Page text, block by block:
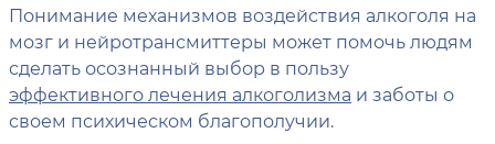
Понимание механизмов воздействия алкоголя на
мозг и нейротрансмиттеры может помочь людям
сделать осознанный выбор в пользу
эффективного лечения алкоголизма и заботы о
своем психическом благополучии.